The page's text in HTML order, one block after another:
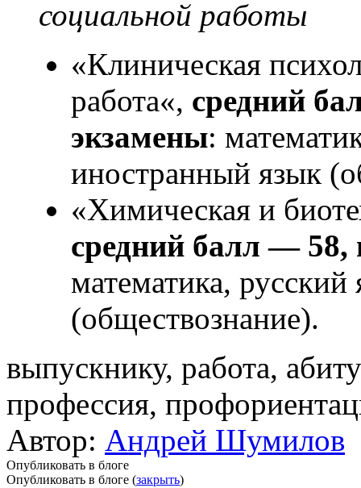
социальной работы
«Клиническая
работа«, средний
экзамены:
иностранный язык
«Химическая и
средний балл — 58,
математика,
(обществознание).
выпускнику, работа,
профессия,
Автор: Андрей Шумилов
Опубликовать в блоге
Опубликовать в блоге (закрыть)